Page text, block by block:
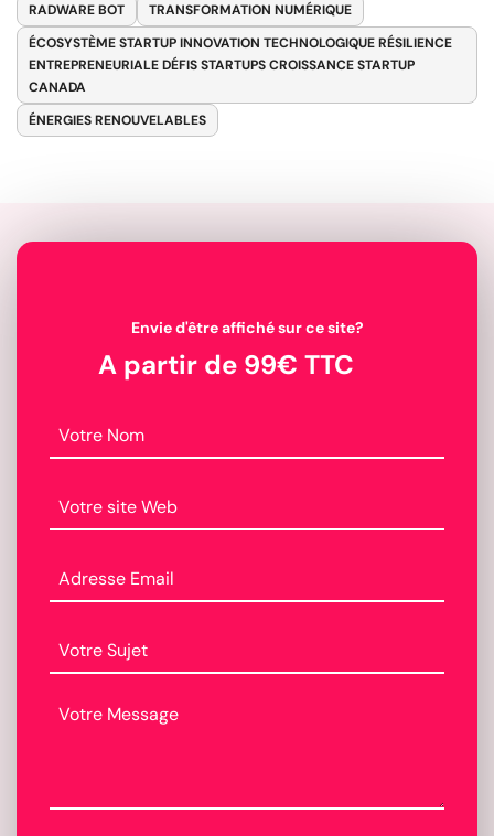
RADWARE BOT
TRANSFORMATION NUMÉRIQUE
ÉCOSYSTÈME STARTUP INNOVATION TECHNOLOGIQUE RÉSILIENCE
ENTREPRENEURIALE DÉFIS STARTUPS CROISSANCE STARTUP
CANADA
ÉNERGIES RENOUVELABLES
Envie d'être affiché sur ce site?
A partir de 99€ TTC